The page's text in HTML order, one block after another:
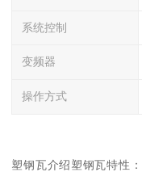
系统控制
变频器
操作方式
塑钢瓦介绍塑钢瓦特性